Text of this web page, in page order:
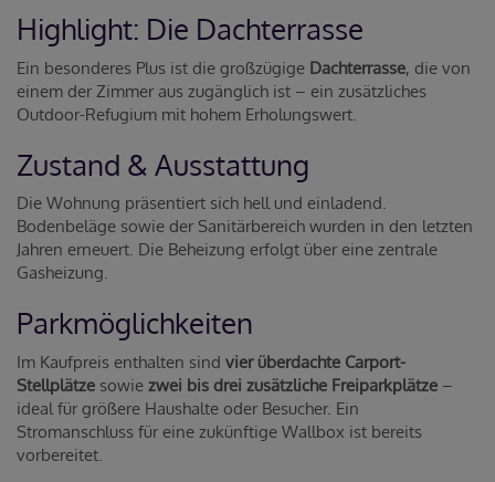
Highlight: Die Dachterrasse
Ein besonderes Plus ist die großzügige Dachterrasse, die von
einem der Zimmer aus zugänglich ist – ein zusätzliches
Outdoor-Refugium mit hohem Erholungswert.
Zustand & Ausstattung
Die Wohnung präsentiert sich hell und einladend.
Bodenbeläge sowie der Sanitärbereich wurden in den letzten
Jahren erneuert. Die Beheizung erfolgt über eine zentrale
Gasheizung.
Parkmöglichkeiten
Im Kaufpreis enthalten sind vier überdachte Carport-
Stellplätze sowie zwei bis drei zusätzliche Freiparkplätze –
ideal für größere Haushalte oder Besucher. Ein
Stromanschluss für eine zukünftige Wallbox ist bereits
vorbereitet.